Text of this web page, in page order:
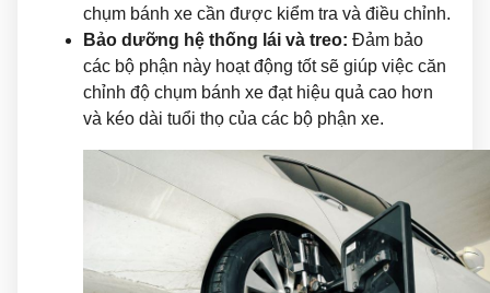
chụm bánh xe cần được kiểm tra và điều chỉnh.
Bảo dưỡng hệ thống lái và treo: Đảm bảo
các bộ phận này hoạt động tốt sẽ giúp việc căn
chỉnh độ chụm bánh xe đạt hiệu quả cao hơn
và kéo dài tuổi thọ của các bộ phận xe.